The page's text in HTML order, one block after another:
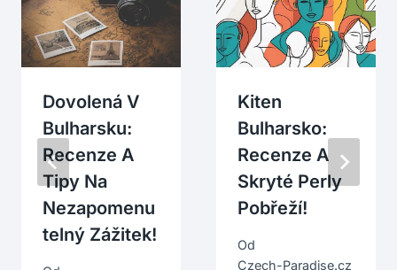
Dovolená V
Bulharsku:
Recenze A
Tipy Na
Nezapomenu
Telný Zážitek!
Kiten
Bulharsko:
Recenze A
Skryté Perly
Pobřeží!
Od
Czech-Paradise.cz